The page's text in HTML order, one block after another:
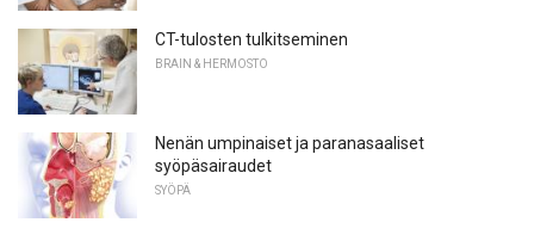
CT-tulosten tulkitseminen
BRAIN & HERMOSTO
Nenän umpinaiset ja paranasaaliset
syöpäsairaudet
SYÖPÄ